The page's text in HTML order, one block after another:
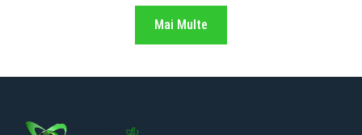
Mai Multe